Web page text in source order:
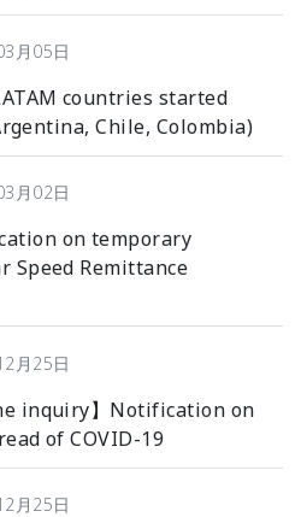
月05日
countries started
Chile, Colombia)
月02日
on temporary
Speed Remittance
月25日
inquiry】Notification on
of COVID-19
月25日